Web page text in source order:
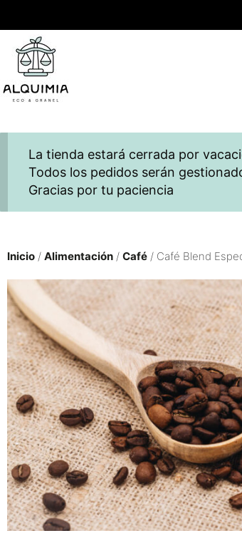
La tienda estará cerrada por
Todos los pedidos serán
Gracias por tu paciencia
Inicio / Alimentación / Café / Café Blend